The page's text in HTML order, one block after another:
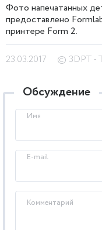
Фото напечатанных
предоставлено
принтере Form 2.
23.03.2017 © 3DPT -
Обсуждение
Имя
E-mail
Комментарий